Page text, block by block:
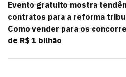
Evento gratuito mostra
contratos para a reforma
Como vender para os
de R$ 1 bilhão